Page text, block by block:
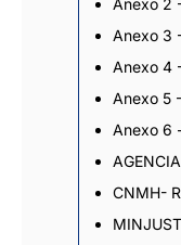
Anexo 2
Anexo 3
Anexo 4
Anexo 5
Anexo 6
CNMH-